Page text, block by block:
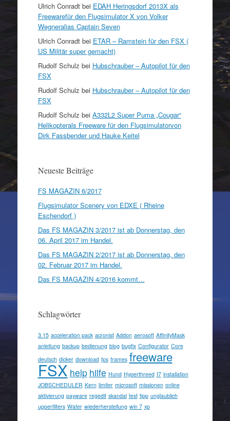
Ulrich Conradtbei EDAH Heringsdorf 2013X als
Freewarefür den Flugsimulator X von Volker
Wegneralias Captain Seven
Ulrich Conradtbei ETAR – Ramstein für den FSX (
US Militär super gemacht)
Rudolf Schulz bei Hubschrauber – Autopilot für den
FSX
Rudolf Schulz bei Hubschrauber – Autopilot für den
FSX
Rudolf Schulz bei A332L2 Super Puma „Cougar“
Helikopterals Freeware für den Flugsimulatorvon
Dirk Fassbender und Hauke Keitel
Neueste Beiträge
FS MAGAZIN 6/2017
Flugsimulator Scenery von EDXE ( Rheine
Eschendorf )
Das FS MAGAZIN 3/2017 ist ab Donnerstag, den
06. April 2017 im Handel.
Das FS MAGAZIN 2/2017 ist ab Donnerstag, den
02. Februar 2017 im Handel.
Das FS MAGAZIN 4/2016 kommt…
Schlagwörter
3.15 acceleration pack acronist Addon aerosoft AffinityMask
anleitung backup bedienung blog bugfix Configurator Core
deutsch dicker download fps frames freeware
FSX help hilfe Hund Hyperthreed I7 installation
JOBSCHEDULER Kern limiter microsoft missionen online
aktivierung payware regedit skandal test tipp unglaublich
upperfilters Water wiederherstellung win 7 xp